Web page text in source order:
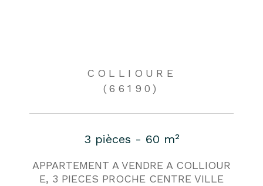
COLLIOURE
(66190)
3 pièces - 60 m²
APPARTEMENT A VENDRE A COLLIOUR
E, 3 PIECES PROCHE CENTRE VILLE